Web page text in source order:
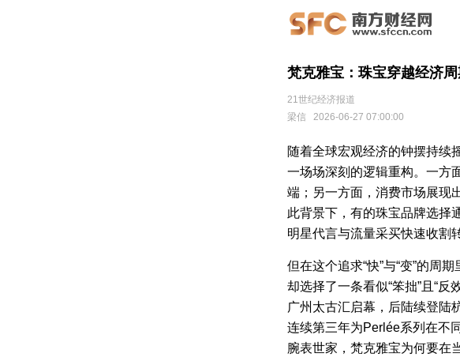
梵克雅宝：珠宝穿越经济
21世纪经济报道
梁信
2026-06-27 07:00:00
随着全球宏观经济的钟摆持续
一场场深刻的逻辑重构。一方
端；另一方面，消费市场展现
此背景下，有的珠宝品牌选择
明星代言与流量采买快速收割
但在这个追求“快”与“变”的周
却选择了一条看似“笨拙”且“
广州太古汇启幕，后陆续登陆
连续第三年为Perlée系列在不
腕表世家，梵克雅宝为何要在